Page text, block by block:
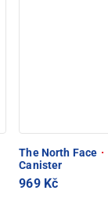
The North Face ·
Canister
969 Kč